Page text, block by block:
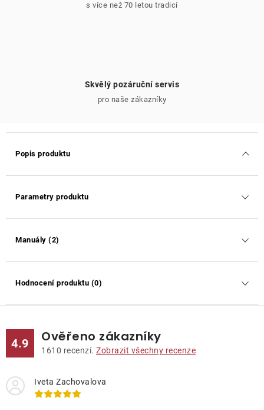
s více než 70 letou tradicí
Skvělý pozáruční servis
pro naše zákazníky
Popis produktu
Parametry produktu
Manuály (2)
Hodnocení produktu (0)
4.9 Ověřeno zákazníky
1610 recenzí. Zobrazit všechny recenze
Iveta Zachovalova